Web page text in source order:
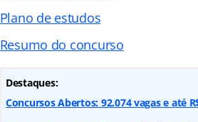
Plano de estudos
Resumo do concurso
Destaques:
Concursos Abertos: 92.074 vagas e até